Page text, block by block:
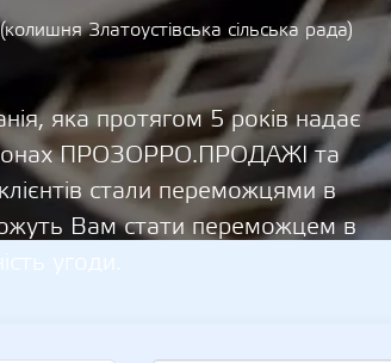
Златоустівська сільська рада)
яка протягом 5 років надає
ПРОЗОРРО.ПРОДАЖІ та
стали переможцями в
Вам стати переможцем в
угоди.